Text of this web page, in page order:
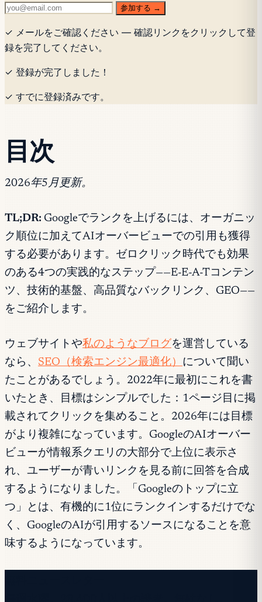
参加する →
✓ メールをご確認ください — 確認リンクをクリックして登
録を完了してください。
✓ 登録が完了しました！
✓ すでに登録済みです。
目次
2026年5月更新。
TL;DR: Googleでランクを上げるには、オーガニッ
ク順位に加えてAIオーバービューでの引用も獲得
する必要があります。ゼロクリック時代でも効果
のある4つの実践的なステップ——E-E-A-Tコンテン
ツ、技術的基盤、高品質なバックリンク、GEO——
をご紹介します。
ウェブサイトや私のようなブログを運営している
なら、 SEO（検索エンジン最適化） について聞い
たことがあるでしょう。2022年に最初にこれを書
いたとき、目標はシンプルでした：1ページ目に掲
載されてクリックを集めること。2026年には目標
がより複雑になっています。GoogleのAIオーバー
ビューが情報系クエリの大部分で上位に表示さ
れ、ユーザーが青いリンクを見る前に回答を合成
するようになりました。「Googleのトップに立
つ」とは、有機的に1位にランクインするだけでな
く、GoogleのAIが引用するソースになることを意
味するようになっています。